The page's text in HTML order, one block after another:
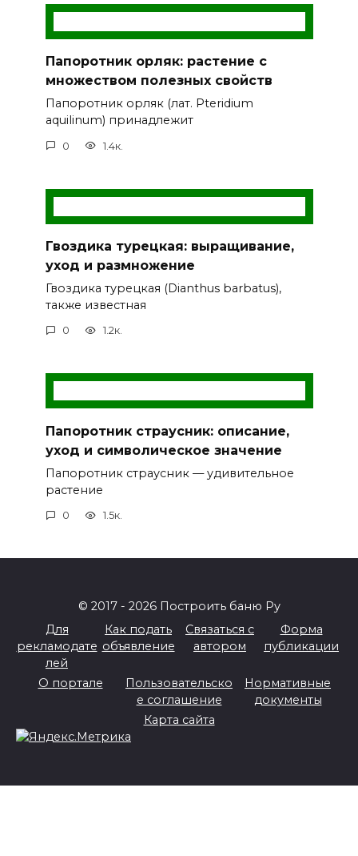
Папоротник орляк: растение с
множеством полезных свойств
Папоротник орляк (лат. Pteridium
aquilinum) принадлежит
0 1.4к.
Гвоздика турецкая: выращивание,
уход и размножение
Гвоздика турецкая (Dianthus barbatus),
также известная
0 1.2к.
Папоротник страусник: описание,
уход и символическое значение
Папоротник страусник — удивительное
растение
0 1.5к.
© 2017 - 2026 Построить баню Ру
Для
рекламодате
лей
Как подать
объявление
Связаться с
автором
Форма
публикации
О портале
Пользовательско
е соглашение
Нормативные
документы
Карта сайта